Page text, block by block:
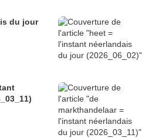
du jour